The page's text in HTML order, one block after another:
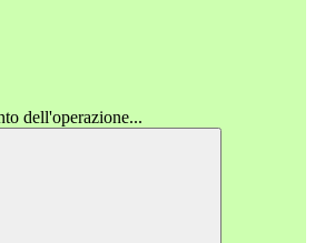
dell'operazione...